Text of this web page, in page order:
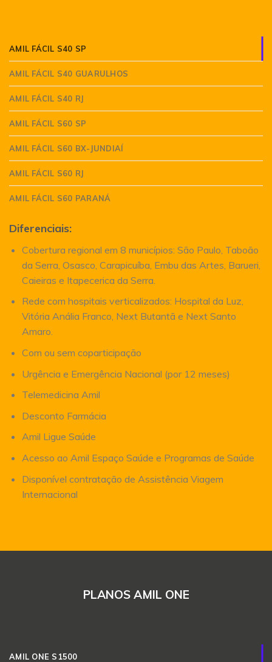
AMIL FÁCIL S40 SP
AMIL FÁCIL S40 GUARULHOS
AMIL FÁCIL S40 RJ
AMIL FÁCIL S60 SP
AMIL FÁCIL S60 BX-JUNDIAÍ
AMIL FÁCIL S60 RJ
AMIL FÁCIL S60 PARANÁ
Diferenciais:
Cobertura regional em 8 municípios: São Paulo, Taboão
da Serra, Osasco, Carapicuíba, Embu das Artes, Barueri,
Caieiras e Itapecerica da Serra.
Rede com hospitais verticalizados: Hospital da Luz,
Vitória Anália Franco, Next Butantã e Next Santo
Amaro.
Com ou sem coparticipação
Urgência e Emergência Nacional (por 12 meses)
Telemedicina Amil
Desconto Farmácia
Amil Ligue Saúde
Acesso ao Amil Espaço Saúde e Programas de Saúde
Disponível contratação de Assistência Viagem
Internacional
PLANOS AMIL ONE
AMIL ONE S1500